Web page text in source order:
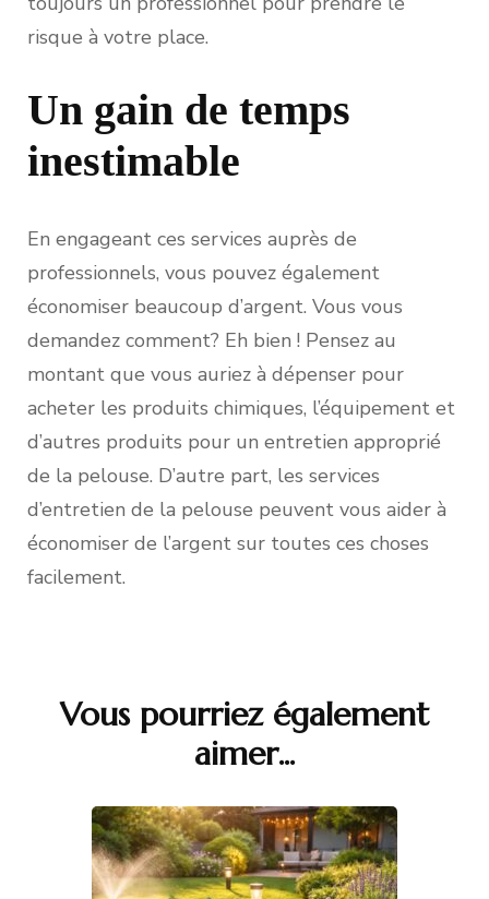
risque à votre place.
Un gain de temps
inestimable
En engageant ces services auprès de
professionnels, vous pouvez également
économiser beaucoup d’argent. Vous vous
demandez comment? Eh bien ! Pensez au
montant que vous auriez à dépenser pour
acheter les produits chimiques, l’équipement et
d’autres produits pour un entretien approprié
de la pelouse. D’autre part, les services
d’entretien de la pelouse peuvent vous aider à
économiser de l’argent sur toutes ces choses
facilement.
Navigation
Vous pourriez également
aimer...